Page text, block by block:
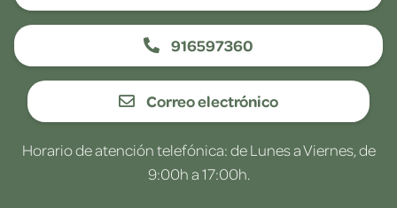
916597360
Correo electrónico
Horario de atención telefónica: de Lunes a Viernes, de
9:00h a 17:00h.